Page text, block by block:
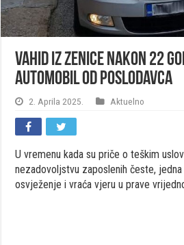
Vahid iz Zenice nakon 22
automobil od poslodavca
2. Aprila 2025. Aktuelno
U vremenu kada su priče o teškim
nezadovoljstvu zaposlenih česte,
osvježenje i vraća vjeru u prave